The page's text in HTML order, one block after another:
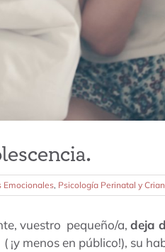
Emocionales, Psicología Perinatal y
vuestro pequeño/a, deja
( ¡y menos en público!), su